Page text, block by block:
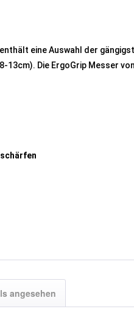
eine Auswahl der
Die ErgoGrip Messer
angesehen